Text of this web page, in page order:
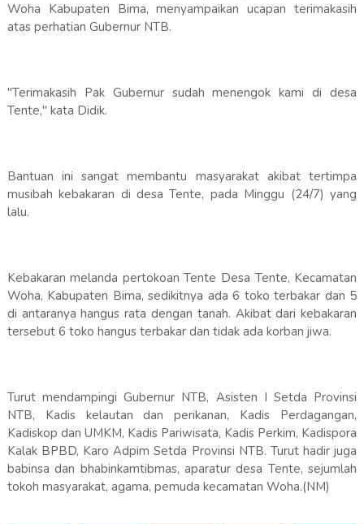
Woha Kabupaten Bima, menyampaikan ucapan terimakasih
atas perhatian Gubernur NTB.
"Terimakasih Pak Gubernur sudah menengok kami di desa
Tente," kata Didik.
Bantuan ini sangat membantu masyarakat akibat tertimpa
musibah kebakaran di desa Tente, pada Minggu (24/7) yang
lalu.
Kebakaran melanda pertokoan Tente Desa Tente, Kecamatan
Woha, Kabupaten Bima, sedikitnya ada 6 toko terbakar dan 5
di antaranya hangus rata dengan tanah. Akibat dari kebakaran
tersebut 6 toko hangus terbakar dan tidak ada korban jiwa.
Turut mendampingi Gubernur NTB, Asisten I Setda Provinsi
NTB, Kadis kelautan dan perikanan, Kadis Perdagangan,
Kadiskop dan UMKM, Kadis Pariwisata, Kadis Perkim, Kadispora
Kalak BPBD, Karo Adpim Setda Provinsi NTB. Turut hadir juga
babinsa dan bhabinkamtibmas, aparatur desa Tente, sejumlah
tokoh masyarakat, agama, pemuda kecamatan Woha.(NM)